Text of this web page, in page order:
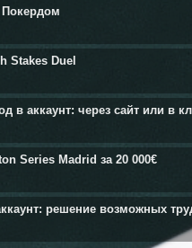
Покердом
Stakes Duel
в аккаунт: через сайт или в
Series Madrid за 20 000€
решение возможных